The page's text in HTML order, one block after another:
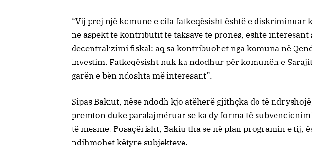
“Vij prej një komune e cila fatkeqësisht është e diskriminuar
në aspekt të kontributit të taksave të pronës, është
decentralizimi fiskal: aq sa kontribuohet nga komuna në
investim. Fatkeqësisht nuk ka ndodhur për komunën e
garën e bën ndoshta më interesant”.
Sipas Bakiut, nëse ndodh kjo atëherë gjithçka do të
premton duke paralajmëruar se ka dy forma të
të mesme. Posaçërisht, Bakiu tha se në plan programin e tij,
ndihmohet këtyre subjekteve.